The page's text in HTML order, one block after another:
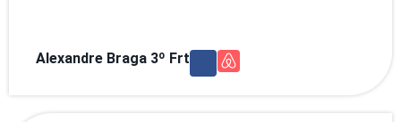
Alexandre Braga 3º Frt